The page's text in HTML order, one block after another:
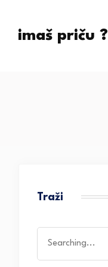
imaš priču ?
Traži
for: